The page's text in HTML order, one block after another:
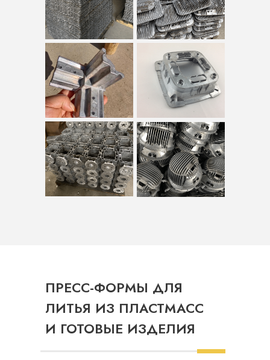
ПРЕСС-ФОРМЫ ДЛЯ
ЛИТЬЯ ИЗ ПЛАСТМАСС
И ГОТОВЫЕ ИЗДЕЛИЯ